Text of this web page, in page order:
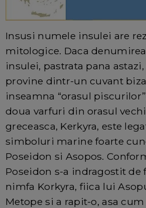
Insusi numele insulei are
mitologice. Daca
insulei, pastrata pana astazi,
provine dintr-un cuvant
inseamna “orasul
doua varfuri din orasul
greceasca, Kerkyra, este
simboluri marine foarte
Poseidon si Asopos.
Poseidon s-a indragostit de
nimfa Korkyra, fiica lui
Metope si a rapit-o, asa